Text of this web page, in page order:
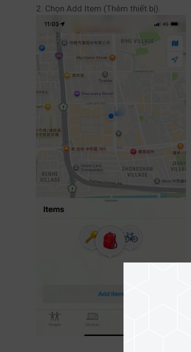
2. Chọn Add Item (Thêm thiết bị).